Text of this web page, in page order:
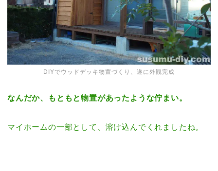
DIYでウッドデッキ物置づくり、遂に外観完成
なんだか、もともと物置があったような佇まい。
マイホームの一部として、溶け込んでくれましたね。